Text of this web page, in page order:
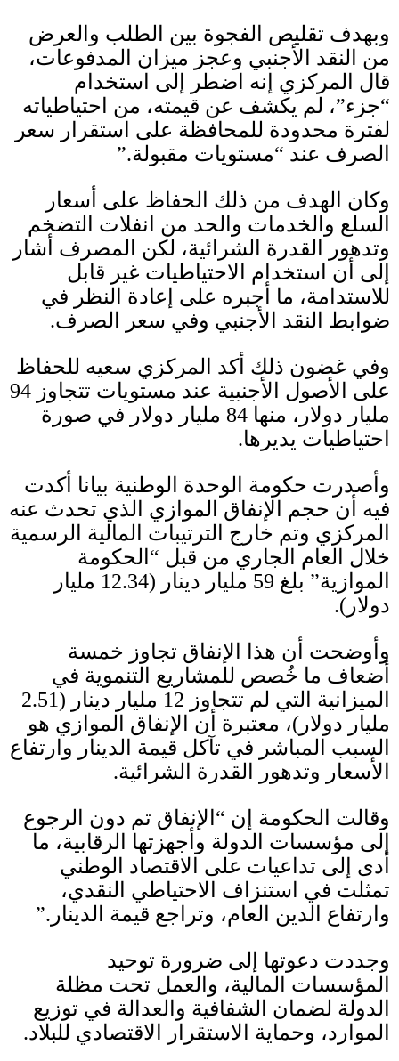
وبهدف تقليص الفجوة بين الطلب والعرض
من النقد الأجنبي وعجز ميزان المدفوعات،
قال المركزي إنه اضطر إلى استخدام
“جزء”، لم يكشف عن قيمته، من احتياطياته
لفترة محدودة للمحافظة على استقرار سعر
الصرف عند “مستويات مقبولة.”
وكان الهدف من ذلك الحفاظ على أسعار
السلع والخدمات والحد من انفلات التضخم
وتدهور القدرة الشرائية، لكن المصرف أشار
إلى أن استخدام الاحتياطيات غير قابل
للاستدامة، ما أجبره على إعادة النظر في
ضوابط النقد الأجنبي وفي سعر الصرف.
وفي غضون ذلك أكد المركزي سعيه للحفاظ
على الأصول الأجنبية عند مستويات تتجاوز 94
مليار دولار، منها 84 مليار دولار في صورة
احتياطيات يديرها.
وأصدرت حكومة الوحدة الوطنية بيانا أكدت
فيه أن حجم الإنفاق الموازي الذي تحدث عنه
المركزي وتم خارج الترتيبات المالية الرسمية
خلال العام الجاري من قبل “الحكومة
الموازية” بلغ 59 مليار دينار (12.34
مليار
دولار ).
وأوضحت أن هذا الإنفاق تجاوز خمسة
أضعاف ما خُصص للمشاريع التنموية في
الميزانية التي لم تتجاوز 12 مليار دينار (2.51
مليار دولار )، معتبرة أن الإنفاق الموازي هو
السبب المباشر في تآكل قيمة الدينار وارتفاع
الأسعار وتدهور القدرة الشرائية.
وقالت الحكومة إن “الإنفاق تم دون الرجوع
إلى مؤسسات الدولة وأجهزتها الرقابية، ما
أدى إلى تداعيات على الاقتصاد الوطني
تمثلت في استنزاف الاحتياطي النقدي،
وارتفاع الدين العام، وتراجع قيمة الدينار .”
وجددت دعوتها إلى ضرورة توحيد
المؤسسات المالية، والعمل تحت مظلة
الدولة لضمان الشفافية والعدالة في توزيع
الموارد، وحماية الاستقرار الاقتصادي للبلاد.